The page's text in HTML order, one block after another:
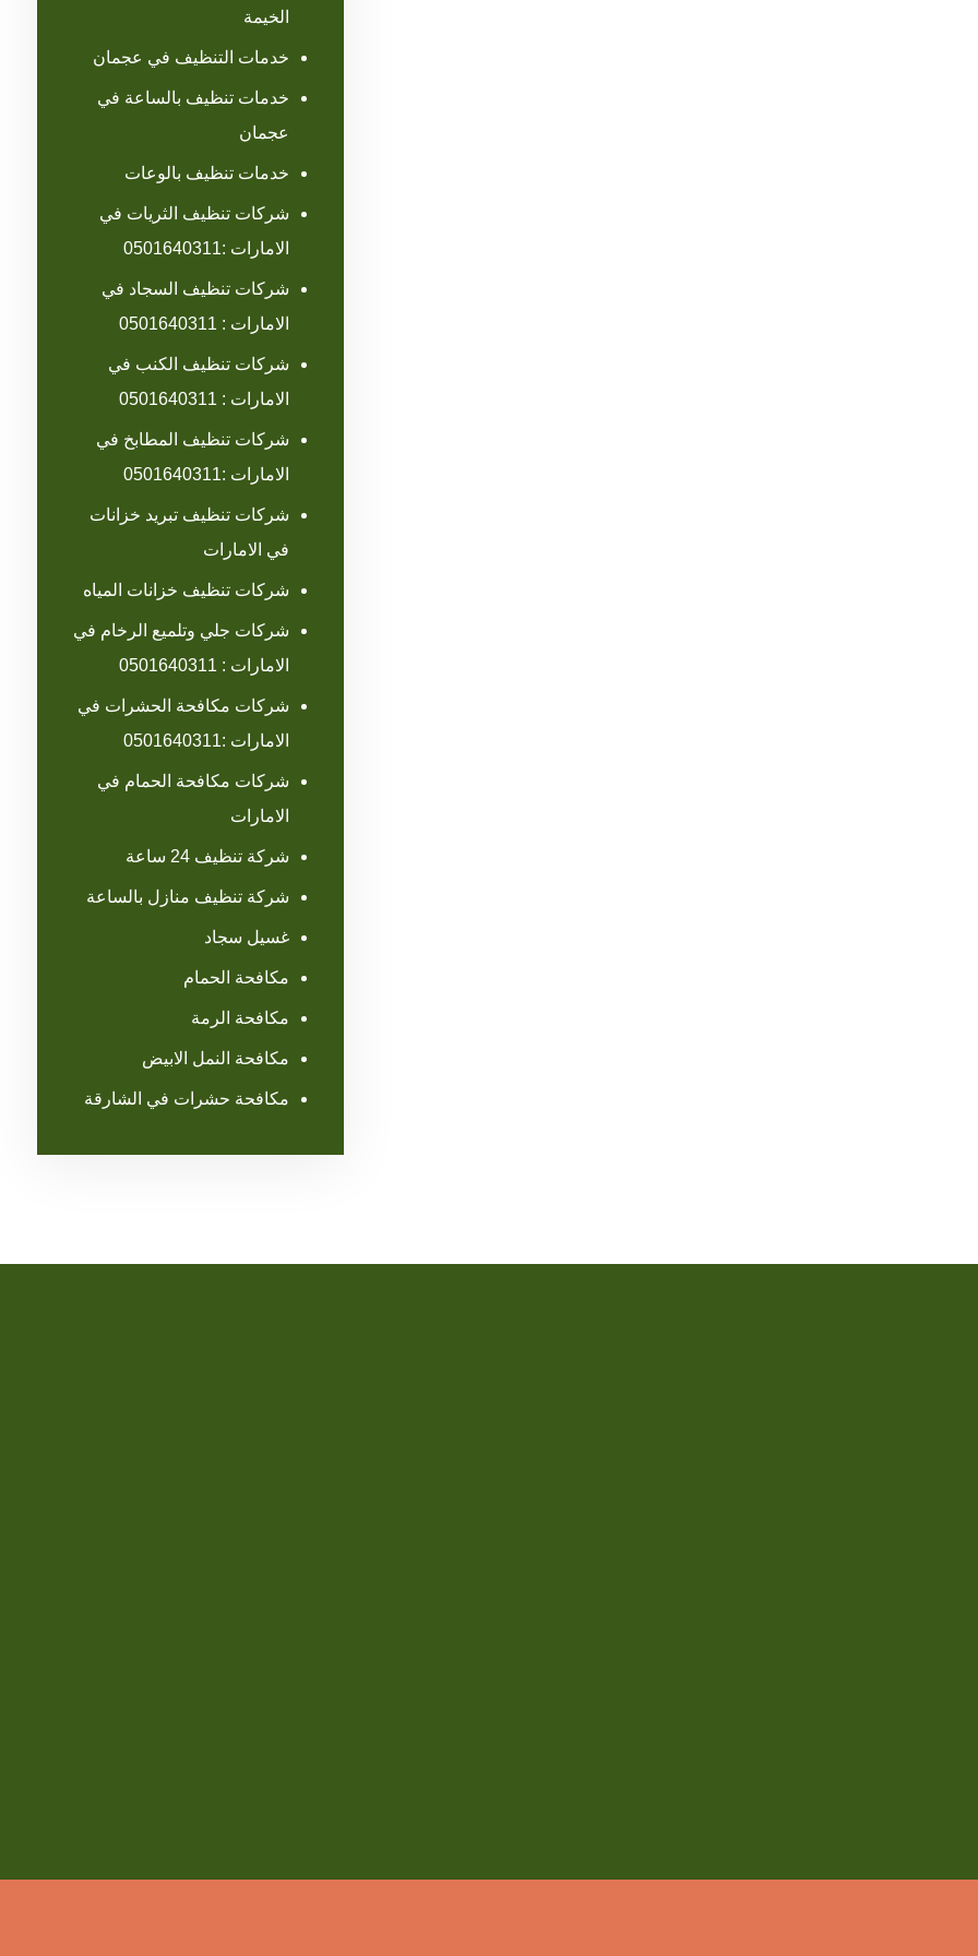
الخيمة
خدمات التنظيف في عجمان
خدمات تنظيف بالساعة في
عجمان
خدمات تنظيف بالوعات
شركات تنظيف الثريات في
الامارات :0501640311
شركات تنظيف السجاد في
الامارات : 0501640311
شركات تنظيف الكنب في
الامارات : 0501640311
شركات تنظيف المطابخ في
الامارات :0501640311
شركات تنظيف تبريد خزانات
في الامارات
شركات تنظيف خزانات المياه
شركات جلي وتلميع الرخام في
الامارات : 0501640311
شركات مكافحة الحشرات في
الامارات :0501640311
شركات مكافحة الحمام في
الامارات
شركة تنظيف 24 ساعة
شركة تنظيف منازل بالساعة
غسيل سجاد
مكافحة الحمام
مكافحة الرمة
مكافحة النمل الابيض
مكافحة حشرات في الشارقة